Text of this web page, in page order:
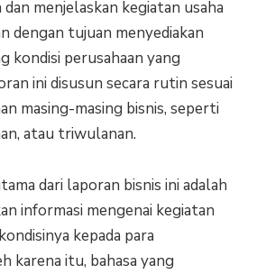
menjelaskan kegiatan usaha
dengan tujuan menyediakan
kondisi perusahaan yang
ini disusun secara rutin sesuai
masing-masing bisnis, seperti
atau triwulanan.
dari laporan bisnis ini adalah
informasi mengenai kegiatan
kepada para
karena itu, bahasa yang